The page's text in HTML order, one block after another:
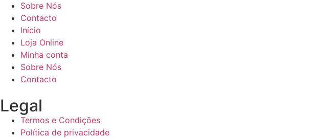
Sobre Nós
Contacto
Início
Loja Online
Minha conta
Sobre Nós
Contacto
Legal
Termos e Condições
Política de privacidade